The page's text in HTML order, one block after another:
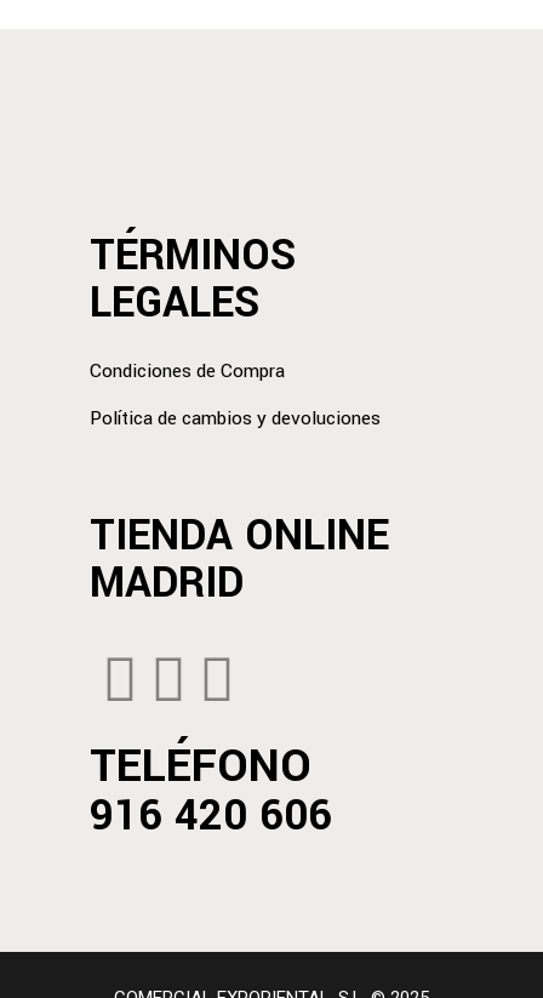
TÉRMINOS
LEGALES
Condiciones de Compra
Política de cambios y devoluciones
TIENDA ONLINE
MADRID
TELÉFONO
916 420 606